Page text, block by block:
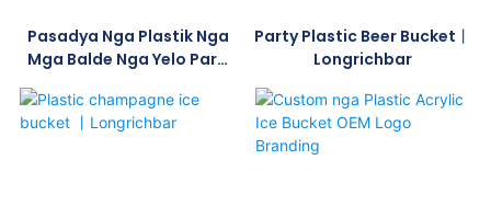
Pasadya Nga Plastik Nga
Mga Balde Nga Yelo Para
Longrichbar
Party Plastic Beer Bucket丨
Longrichbar